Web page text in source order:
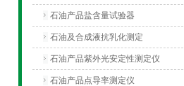
石油产品盐含量试验器
石油及合成液抗乳化测定
石油产品紫外光安定性测定仪
石油产品点导率测定仪